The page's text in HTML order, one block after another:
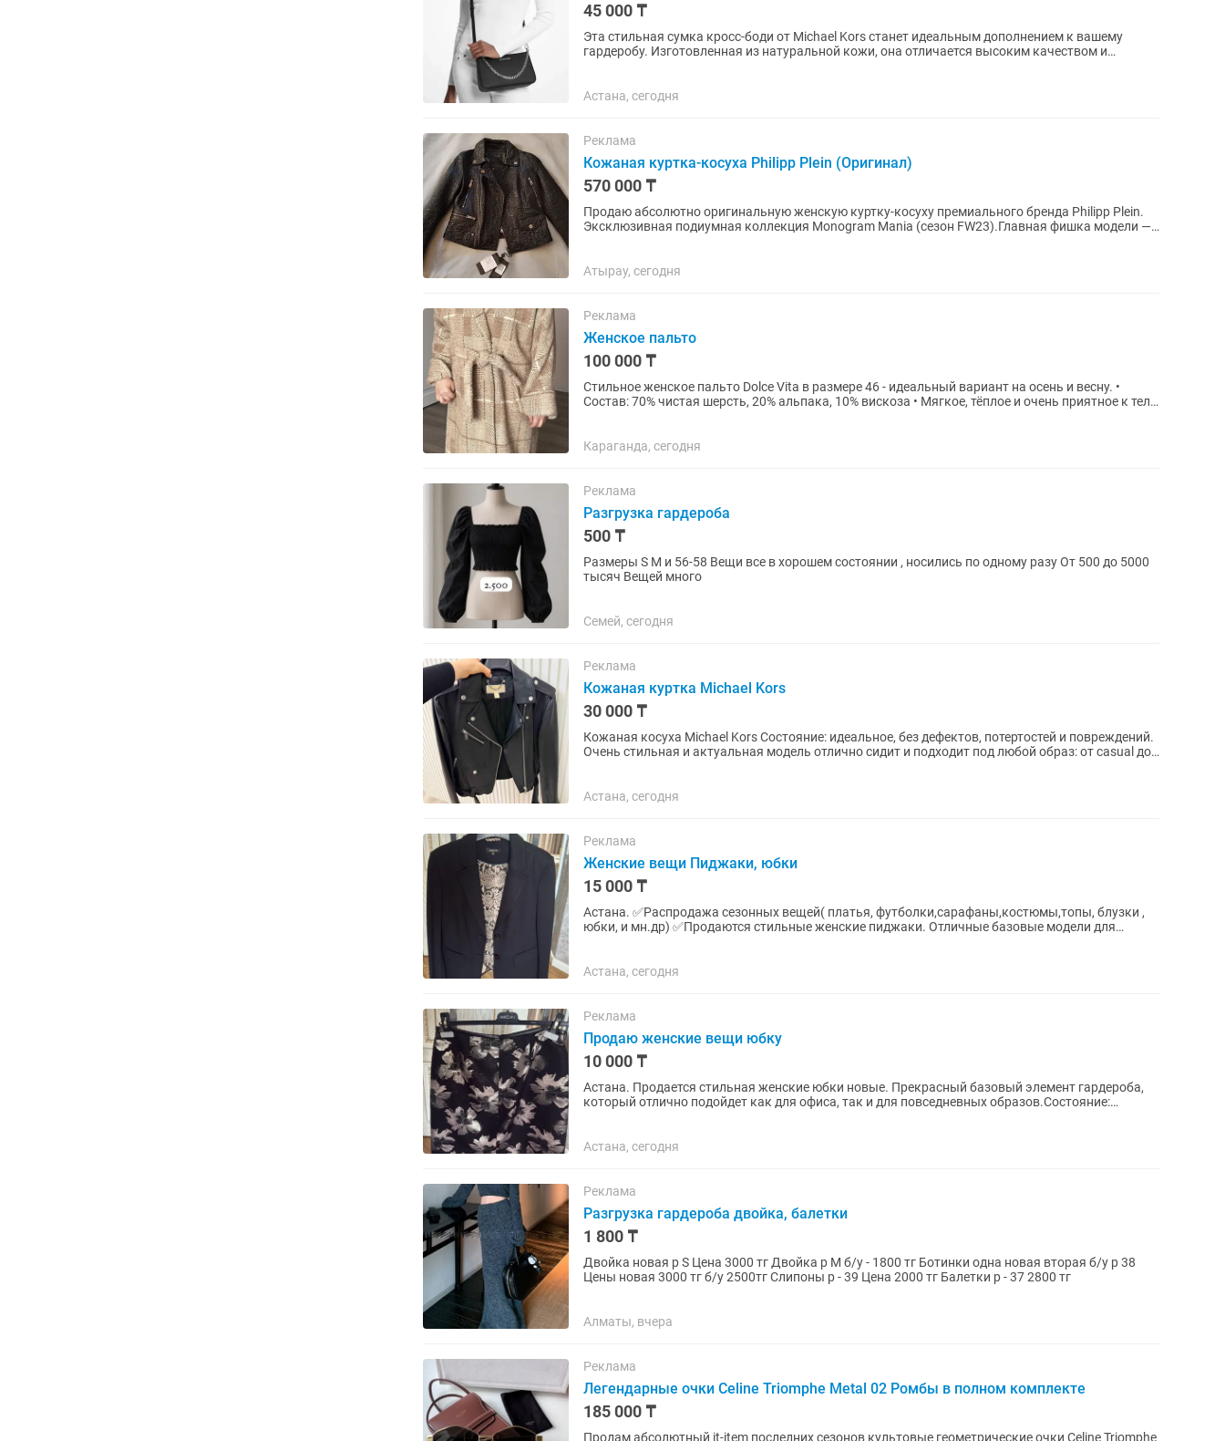
45 000 ₸
Эта стильная сумка кросс-боди от Michael Kors станет идеальным дополнением к вашему
гардеробу. Изготовленная из натуральной кожи, она отличается высоким качеством и
Астана, сегодня
Реклама
Кожаная куртка-косуха Philipp Plein (Оригинал)
570 000 ₸
Продаю абсолютно оригинальную женскую куртку-косуху премиального бренда Philipp Plein.
Эксклюзивная подиумная коллекция Monogram Mania (сезон FW23).Главная фишка модели —
Атырау, сегодня
Реклама
Женское пальто
100 000 ₸
Стильное женское пальто Dolce Vita в размере 46 - идеальный вариант на осень и весну. •
Состав: 70% чистая шерсть, 20% альпака, 10% вискоза • Мягкое, тёплое и очень приятное к телу
Караганда, сегодня
Реклама
Разгрузка гардероба
500 ₸
Размеры S M и 56-58 Вещи все в хорошем состоянии , носились по одному разу От 500 до 5000
тысяч Вещей много
Семей, сегодня
Реклама
Кожаная куртка Michael Kors
30 000 ₸
Кожаная косуха Michael Kors Состояние: идеальное, без дефектов, потертостей и повреждений.
Очень стильная и актуальная модель отлично сидит и подходит под любой образ: от casual до
Астана, сегодня
Реклама
Женские вещи Пиджаки, юбки
15 000 ₸
Астана. ✅Распродажа сезонных вещей( платья, футболки,сарафаны,костюмы,топы, блузки ,
юбки, и мн.др) ✅Продаются стильные женские пиджаки. Отличные базовые модели для
Астана, сегодня
Реклама
Продаю женские вещи юбку
10 000 ₸
Астана. Продается стильная женские юбки новые. Прекрасный базовый элемент гардероба,
который отлично подойдет как для офиса, так и для повседневных образов.Состояние:
Астана, сегодня
Реклама
Разгрузка гардероба двойка, балетки
1 800 ₸
Двойка новая р S Цена 3000 тг Двойка р M б/у - 1800 тг Ботинки одна новая вторая б/у р 38
Цены новая 3000 тг б/у 2500тг Слипоны р - 39 Цена 2000 тг Балетки р - 37 2800 тг
Алматы, вчера
Реклама
Легендарные очки Celine Triomphe Metal 02 Ромбы в полном комплекте
185 000 ₸
Продам абсолютный it-item последних сезонов культовые геометрические очки Celine Triomphe